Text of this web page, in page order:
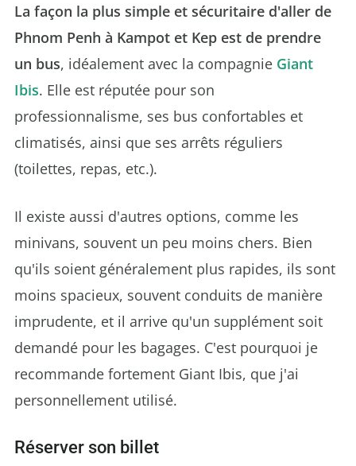
La façon la plus simple et sécuritaire d'aller de
Phnom Penh à Kampot et Kep est de prendre
un bus, idéalement avec la compagnie Giant
Ibis. Elle est réputée pour son
professionnalisme, ses bus confortables et
climatisés, ainsi que ses arrêts réguliers
(toilettes, repas, etc.).
Il existe aussi d'autres options, comme les
minivans, souvent un peu moins chers. Bien
qu'ils soient généralement plus rapides, ils sont
moins spacieux, souvent conduits de manière
imprudente, et il arrive qu'un supplément soit
demandé pour les bagages. C'est pourquoi je
recommande fortement Giant Ibis, que j'ai
personnellement utilisé.
Réserver son billet